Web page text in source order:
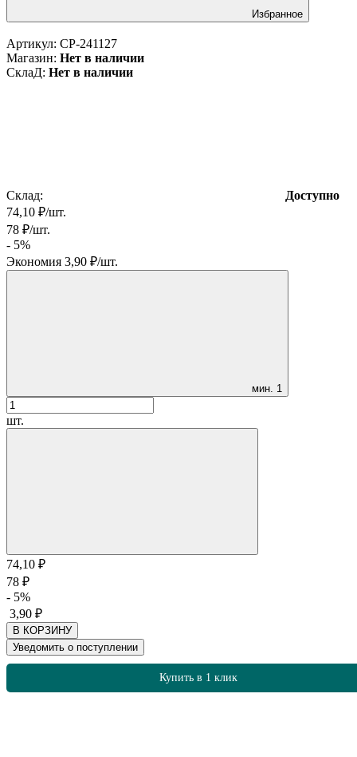
Избранное
Артикул: CP-241127
Магазин: Нет в наличии
СклаД: Нет в наличии
Склад:
Доступно
74,10 ₽/шт.
78 ₽/шт.
- 5%
Экономия 3,90 ₽/шт.
мин. 1
шт.
74,10 ₽
78 ₽
- 5%
3,90 ₽
В КОРЗИНУ
Уведомить о поступлении
Купить в 1 клик